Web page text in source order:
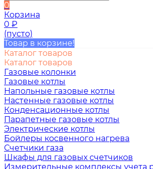
0
Корзина
0 ₽
(пусто)
Товар в корзине!
Каталог товаров
Каталог товаров
Газовые колонки
Газовые котлы
Напольные газовые котлы
Настенные газовые котлы
Конденсационные котлы
Парапетные газовые котлы
Электрические котлы
Бойлеры косвенного нагрева
Счетчики газа
Шкафы для газовых счетчиков
Измерительные комплексы учета